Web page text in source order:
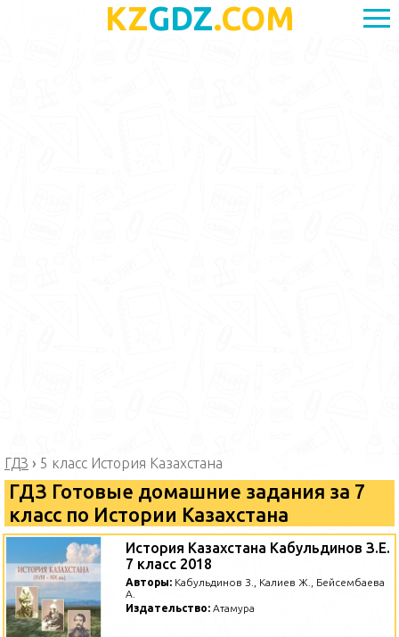
KZGDZ.COM
ГДЗ › 5 класс История Казахстана
ГДЗ Готовые домашние задания за 7
класс по Истории Казахстана
История Казахстана Кабульдинов З.Е.
7 класс 2018
Авторы: Кабульдинов З., Калиев Ж., Бейсембаева
А.
Издательство: Атамура